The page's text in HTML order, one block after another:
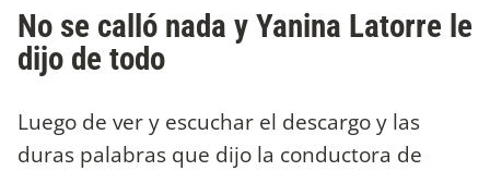
No se calló nada y Yanina Latorre le
dijo de todo
Luego de ver y escuchar el descargo y las
duras palabras que dijo la conductora de